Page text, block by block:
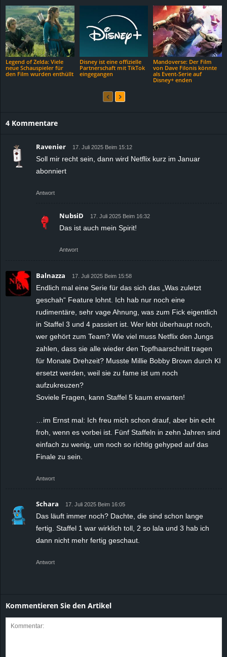
Legend of Zelda: Viele
neue Schauspieler für
den Film wurden enthüllt
Disney ist eine offizielle
Partnerschaft mit TikTok
eingegangen
Mandoverse: Der Film
von Dave Filonis könnte
als Event-Serie auf
Disney+ enden
4 Kommentare
Ravenier 17. Juli 2025 Beim 15:12
Soll mir recht sein, dann wird Netflix kurz im Januar
abonniert
Antwort
NubsiD 17. Juli 2025 Beim 16:32
Das ist auch mein Spirit!
Antwort
Balnazza 17. Juli 2025 Beim 15:58
Endlich mal eine Serie für das sich das „Was zuletzt
geschah“ Feature lohnt. Ich hab nur noch eine
rudimentäre, sehr vage Ahnung, was zum Fick eigentlich
in Staffel 3 und 4 passiert ist. Wer lebt überhaupt noch,
wer gehört zum Team? Wie viel muss Netflix den Jungs
zahlen, dass sie alle wieder den Topfhaarschnitt tragen
für Monate Drehzeit? Musste Millie Bobby Brown durch KI
ersetzt werden, weil sie zu fame ist um noch
aufzukreuzen?
Soviele Fragen, kann Staffel 5 kaum erwarten!
…im Ernst mal: Ich freu mich schon drauf, aber bin echt
froh, wenn es vorbei ist. Fünf Staffeln in zehn Jahren sind
einfach zu wenig, um noch so richtig gehyped auf das
Finale zu sein.
Antwort
Schara 17. Juli 2025 Beim 16:05
Das läuft immer noch? Dachte, die sind schon lange
fertig. Staffel 1 war wirklich toll, 2 so lala und 3 hab ich
dann nicht mehr fertig geschaut.
Antwort
Kommentieren Sie den Artikel